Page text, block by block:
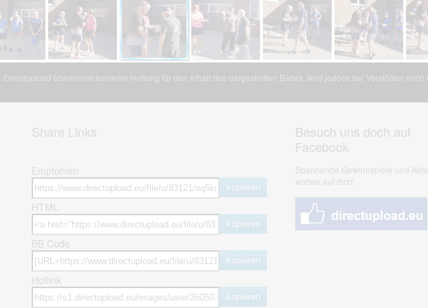
übernimmt keinerlei Haftung für den Inhalt des dargestellten Bildes, wird jedoch bei Verstößen nach
Share Links
Empfohlen
kopieren
HTML
kopieren
BB Code
kopieren
Hotlink
kopieren
Besuch uns doch auf
Facebook
Spannende Gewinnspiele und
warten auf dich!